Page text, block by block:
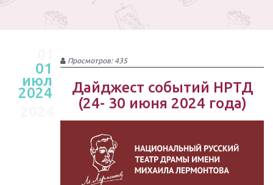
июл
01
июл
2024
Просмотров: 435
Дайджест событий НРТД
(24- 30 июня 2024 года)